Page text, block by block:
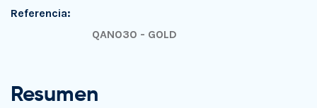
Referencia:
QAN030 - GOLD
Resumen